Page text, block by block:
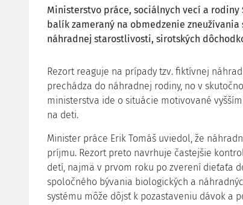
Ministerstvo práce, sociálnych vecí a
balík zameraný na obmedzenie
náhradnej starostlivosti, sirotských
Rezort reaguje na prípady tzv. fiktívnej
prechádza do náhradnej rodiny, no v
ministerstva ide o situácie motivované
na deti.
Minister práce Erik Tomáš uviedol, že
príjmu. Rezort preto navrhuje častejšie
detí, najmä v prvom roku po zverení dieťaťa
spoločného bývania biologických a
systému môže dôjsť k pozastaveniu dávok a